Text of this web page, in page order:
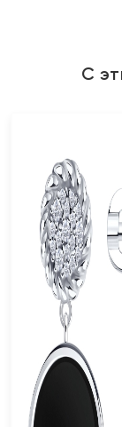
С